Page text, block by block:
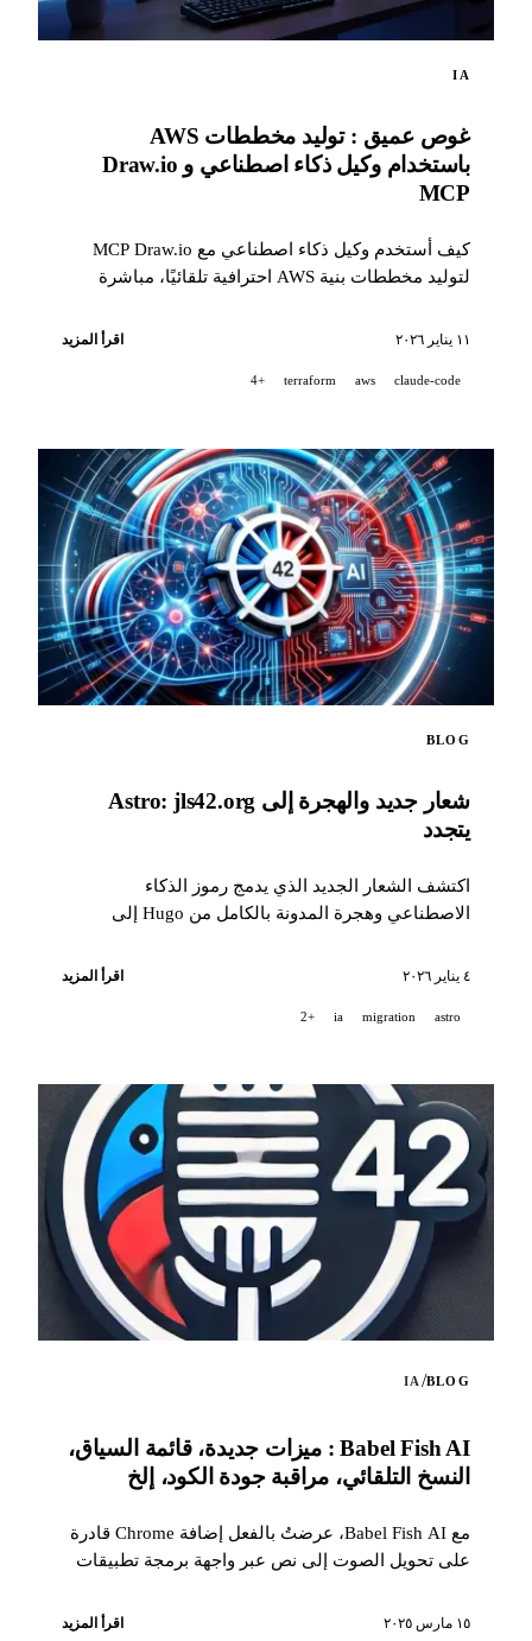
IA
غوص عميق : توليد مخططات AWS
باستخدام وكيل ذكاء اصطناعي و Draw.io
MCP
كيف أستخدم وكيل ذكاء اصطناعي مع MCP Draw.io
لتوليد مخططات بنية AWS احترافية تلقائيًا، مباشرة
١١ يناير ٢٠٢٦ اقرأ المزيد
claude-code
aws
terraform
+4
BLOG
شعار جديد والهجرة إلى Astro: jls42.org
يتجدد
اكتشف الشعار الجديد الذي يدمج رموز الذكاء
الاصطناعي وهجرة المدونة بالكامل من Hugo إلى
٤ يناير ٢٠٢٦ اقرأ المزيد
astro
migration
ia
+2
BLOG
/
IA
Babel Fish AI : ميزات جديدة، قائمة السياق،
النسخ التلقائي، مراقبة جودة الكود، إلخ
مع Babel Fish AI، عرضتُ بالفعل إضافة Chrome قادرة
على تحويل الصوت إلى نص عبر واجهة برمجة تطبيقات
١٥ مارس ٢٠٢٥ اقرأ المزيد